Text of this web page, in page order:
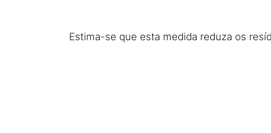
Estima-se que esta medida reduza os